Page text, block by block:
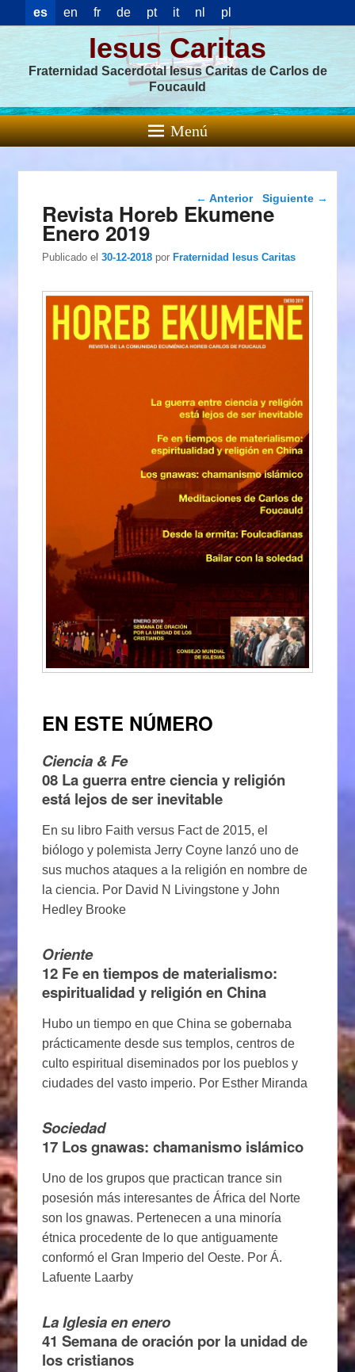
es en fr de pt it nl pl
Iesus Caritas
Fraternidad Sacerdotal Iesus Caritas de Carlos de
Foucauld
Menú
Navegación de
entradas
← Anterior Siguiente →
Revista Horeb Ekumene
Enero 2019
Publicado el 30-12-2018 porFraternidad Iesus Caritas
EN ESTE NÚMERO
Ciencia & Fe
08 La guerra entre ciencia y religión
está lejos de ser inevitable
En su libro Faith versus Fact de 2015, el
biólogo y polemista Jerry Coyne lanzó uno de
sus muchos ataques a la religión en nombre de
la ciencia. Por David N Livingstone y John
Hedley Brooke
Oriente
12 Fe en tiempos de materialismo:
espiritualidad y religión en China
Hubo un tiempo en que China se gobernaba
prácticamente desde sus templos, centros de
culto espiritual diseminados por los pueblos y
ciudades del vasto imperio. Por Esther Miranda
Sociedad
17 Los gnawas: chamanismo islámico
Uno de los grupos que practican trance sin
posesión más interesantes de África del Norte
son los gnawas. Pertenecen a una minoría
étnica procedente de lo que antiguamente
conformó el Gran Imperio del Oeste. Por Á.
Lafuente Laarby
La Iglesia en enero
41 Semana de oración por la unidad de
los cristianos